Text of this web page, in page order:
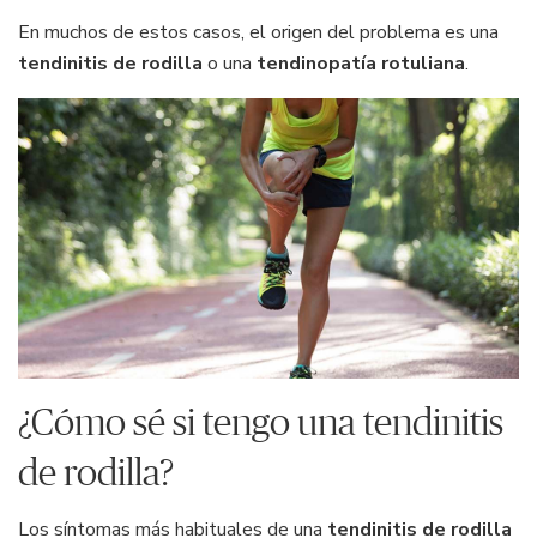
En muchos de estos casos, el origen del problema es una
tendinitis de rodilla o una tendinopatía rotuliana.
¿Cómo sé si tengo una tendinitis
de rodilla?
Los síntomas más habituales de una tendinitis de rodilla